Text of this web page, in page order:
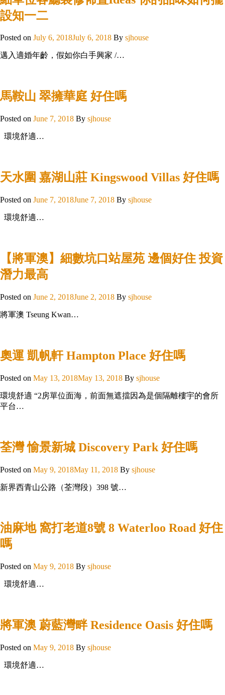
設知一二
Posted on July 6, 2018July 6, 2018 By sjhouse
邁入適婚年齡，假如你白手興家 /…
馬鞍山 翠擁華庭 好住嗎
Posted on June 7, 2018 By sjhouse
環境舒適…
天水圍 嘉湖山莊 Kingswood Villas 好住嗎
Posted on June 7, 2018June 7, 2018 By sjhouse
環境舒適…
【將軍澳】細數坑口站屋苑 邊個好住 投資
潛力最高
Posted on June 2, 2018June 2, 2018 By sjhouse
將軍澳 Tseung Kwan…
奧運 凱帆軒 Hampton Place 好住嗎
Posted on May 13, 2018May 13, 2018 By sjhouse
環境舒適 “2房單位面海，前面無遮擋因為是個隔離樓宇的會所
平台…
荃灣 愉景新城 Discovery Park 好住嗎
Posted on May 9, 2018May 11, 2018 By sjhouse
新界西青山公路（荃灣段）398 號…
油麻地 窩打老道8號 8 Waterloo Road 好住
嗎
Posted on May 9, 2018 By sjhouse
環境舒適…
將軍澳 蔚藍灣畔 Residence Oasis 好住嗎
Posted on May 9, 2018 By sjhouse
環境舒適…